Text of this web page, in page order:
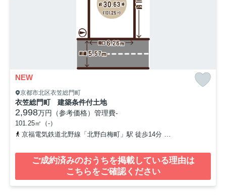
NEW
京都市北区衣笠総門町
衣笠総門町 建築条件付土地
2,998万円（参考価格） 管理費-
101.25㎡（-）
京福電気鉄道北野線「北野白梅町」駅 徒歩14分
ご成約済みのおうちを掲載している理由は
こちらをご確認ください